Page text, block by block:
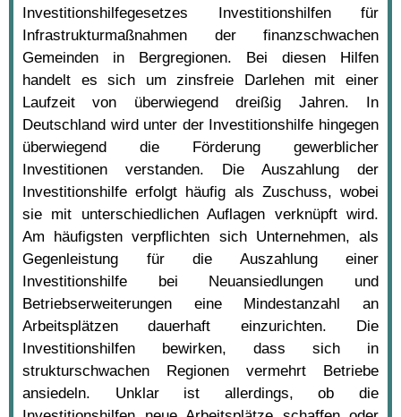
Investitionshilfegesetzes Investitionshilfen für
Infrastrukturmaßnahmen der finanzschwachen
Gemeinden in Bergregionen. Bei diesen Hilfen
handelt es sich um zinsfreie Darlehen mit einer
Laufzeit von überwiegend dreißig Jahren. In
Deutschland wird unter der Investitionshilfe hingegen
überwiegend die Förderung gewerblicher
Investitionen verstanden. Die Auszahlung der
Investitionshilfe erfolgt häufig als Zuschuss, wobei
sie mit unterschiedlichen Auflagen verknüpft wird.
Am häufigsten verpflichten sich Unternehmen, als
Gegenleistung für die Auszahlung einer
Investitionshilfe bei Neuansiedlungen und
Betriebserweiterungen eine Mindestanzahl an
Arbeitsplätzen dauerhaft einzurichten. Die
Investitionshilfen bewirken, dass sich in
strukturschwachen Regionen vermehrt Betriebe
ansiedeln. Unklar ist allerdings, ob die